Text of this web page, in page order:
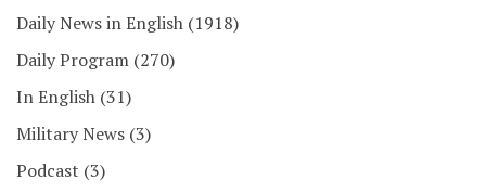
Daily News in English (1918)
Daily Program (270)
In English (31)
Military News (3)
Podcast (3)